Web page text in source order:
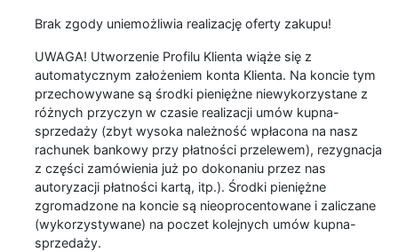
Brak zgody uniemożliwia realizację oferty zakupu!
UWAGA! Utworzenie Profilu Klienta wiąże się z
automatycznym założeniem konta Klienta. Na koncie tym
przechowywane są środki pieniężne niewykorzystane z
różnych przyczyn w czasie realizacji umów kupna-
sprzedaży (zbyt wysoka należność wpłacona na nasz
rachunek bankowy przy płatności przelewem), rezygnacja
z części zamówienia już po dokonaniu przez nas
autoryzacji płatności kartą, itp.). Środki pieniężne
zgromadzone na koncie są nieoprocentowane i zaliczane
(wykorzystywane) na poczet kolejnych umów kupna-
sprzedaży.